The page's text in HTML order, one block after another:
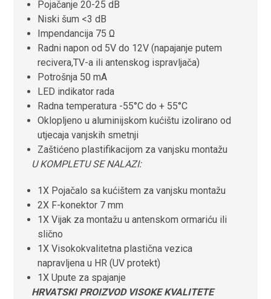
Pojačanje 20-25 dB
Niski šum <3 dB
Impendancija 75 Ω
Radni napon od 5V do 12V (napajanje putem
recivera,TV-a ili antenskog ispravljača)
Potrošnja 50 mA
LED indikator rada
Radna temperatura -55°C do + 55°C
Oklopljeno u aluminijskom kućištu izolirano od
utjecaja vanjskih smetnji
Zaštićeno plastifikacijom za vanjsku montažu
U KOMPLETU SE NALAZI:
1X Pojačalo sa kućištem za vanjsku montažu
2X F-konektor 7 mm
1X Vijak za montažu u antenskom ormariću ili
slično
1X Visokokvalitetna plastična vezica
napravljena u HR (UV protekt)
1X Upute za spajanje
HRVATSKI PROIZVOD VISOKE KVALITETE